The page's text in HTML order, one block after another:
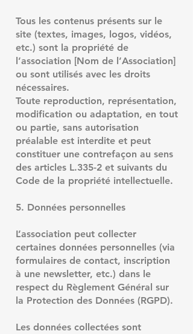
Tous les contenus présents sur le
site (textes, images, logos, vidéos,
etc.) sont la propriété de
l’association [Nom de l’Association]
ou sont utilisés avec les droits
nécessaires.
Toute reproduction, représentation,
modification ou adaptation, en tout
ou partie, sans autorisation
préalable est interdite et peut
constituer une contrefaçon au sens
des articles L.335-2 et suivants du
Code de la propriété intellectuelle.
5. Données personnelles
L’association peut collecter
certaines données personnelles (via
formulaires de contact, inscription
à une newsletter, etc.) dans le
respect du Règlement Général sur
la Protection des Données (RGPD).
Les données collectées sont